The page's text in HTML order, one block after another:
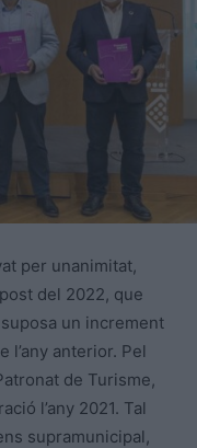
per unanimitat,
del 2022, que
un increment
l’any anterior. Pel
de Turisme,
l’any 2021. Tal
supramunicipal,